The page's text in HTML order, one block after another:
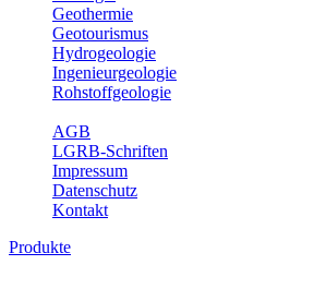
Geothermie
Geotourismus
Hydrogeologie
Ingenieurgeologie
Rohstoffgeologie
AGB
LGRB-Schriften
Impressum
Datenschutz
Kontakt
Produkte